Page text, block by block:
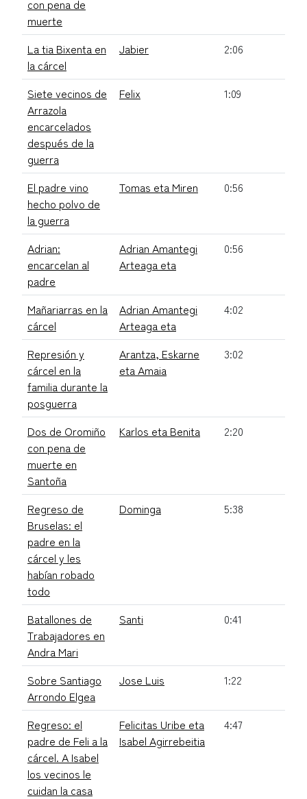
con pena de
muerte
La tia Bixenta en
la cárcel
Jabier 2:06
Siete vecinos de
Arrazola
encarcelados
después de la
guerra
Felix 1:09
El padre vino
hecho polvo de
la guerra
Tomas eta Miren 0:56
Adrian:
encarcelan al
padre
Adrian Amantegi
Arteaga eta
0:56
Mañariarras en la
cárcel
Adrian Amantegi
Arteaga eta
4:02
Represión y
cárcel en la
familia durante la
posguerra
Arantza, Eskarne
eta Amaia
3:02
Dos de Oromiño
con pena de
muerte en
Santoña
Karlos eta Benita 2:20
Regreso de
Bruselas: el
padre en la
cárcel y les
habían robado
todo
Dominga 5:38
Batallones de
Trabajadores en
Andra Mari
Santi 0:41
Sobre Santiago
Arrondo Elgea
Jose Luis 1:22
Regreso: el
padre de Feli a la
cárcel. A Isabel
los vecinos le
cuidan la casa
Felicitas Uribe eta
Isabel Agirrebeitia
4:47